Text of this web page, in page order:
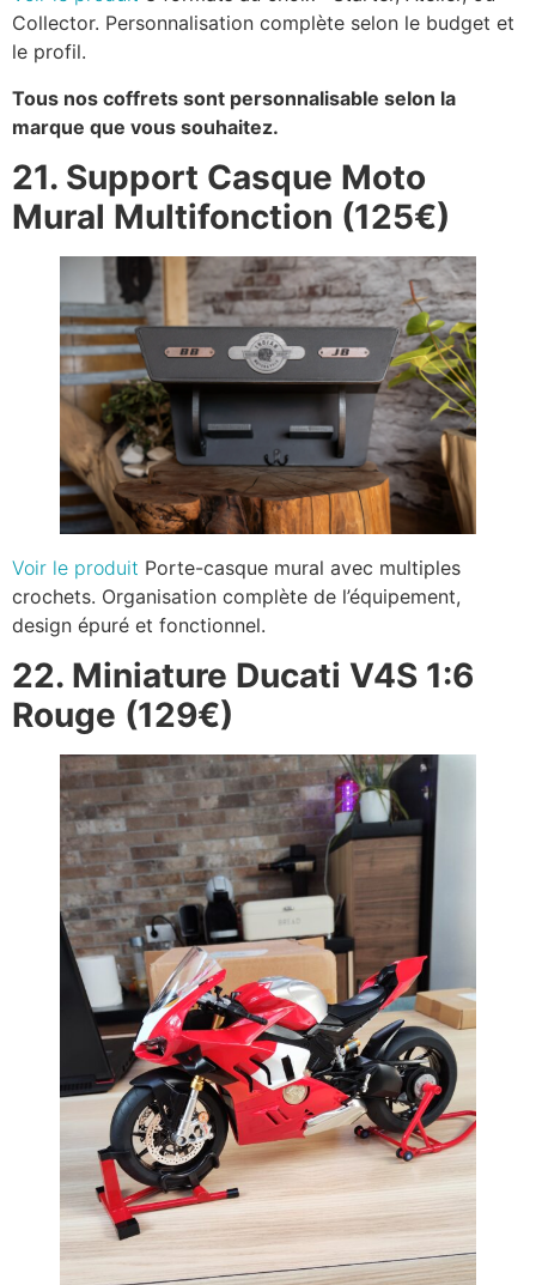
Collector. Personnalisation complète selon le budget et
le profil.
Tous nos coffrets sont personnalisable selon la
marque que vous souhaitez.
21. Support Casque Moto
Mural Multifonction (125€)
Voir le produit Porte-casque mural avec multiples
crochets. Organisation complète de l’équipement,
design épuré et fonctionnel.
22. Miniature Ducati V4S 1:6
Rouge (129€)